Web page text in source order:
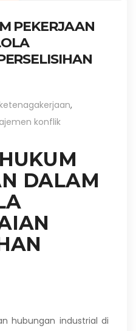
PEKERJAAN
,
konflik
DALAM
hubungan industrial di